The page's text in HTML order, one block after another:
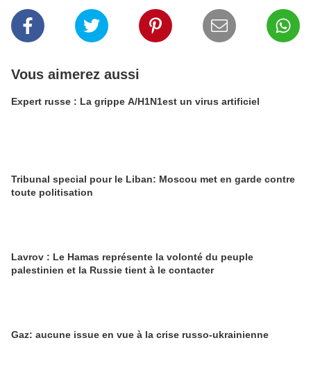
Vous aimerez aussi
Expert russe : La grippe A/H1N1est un virus artificiel
Tribunal special pour le Liban: Moscou met en garde contre
toute politisation
Lavrov : Le Hamas représente la volonté du peuple
palestinien et la Russie tient à le contacter
Gaz: aucune issue en vue à la crise russo-ukrainienne